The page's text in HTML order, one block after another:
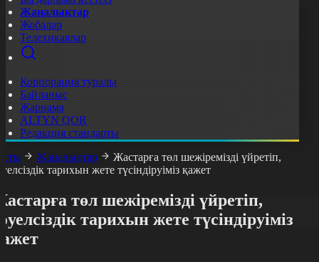
Жаңалықтар
Жобалар
Телехикаялар
Корпорация туралы
Байланыс
Жарнама
ALTYN QOR
Редакция стандарты
Жаңалықтар
Жастарға төл шежіремізді үйретіп,
тарихын жете түсіндіруіміз қажет
төл шежіремізді үйретіп,
тарихын жете түсіндіруіміз